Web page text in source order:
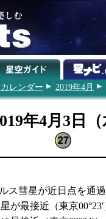
レンダー 2019年4月
年4月3日
ス彗星が近日点を通
が最接近（東京